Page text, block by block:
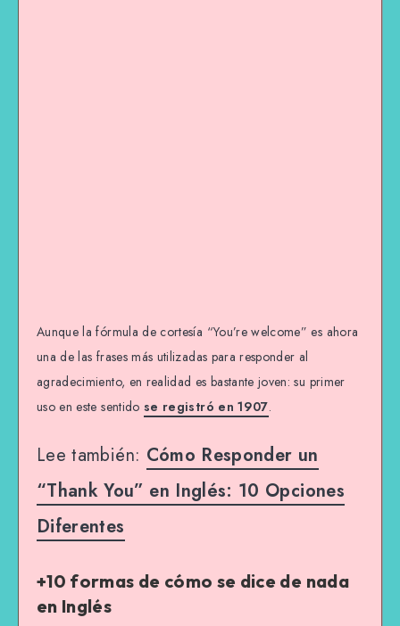
Aunque la fórmula de cortesía “You’re welcome” es ahora
una de las frases más utilizadas para responder al
agradecimiento, en realidad es bastante joven: su primer
uso en este sentido se registró en 1907.
Lee también: Cómo Responder un
“Thank You” en Inglés: 10 Opciones
Diferentes
+10 formas de cómo se dice de nada
en Inglés